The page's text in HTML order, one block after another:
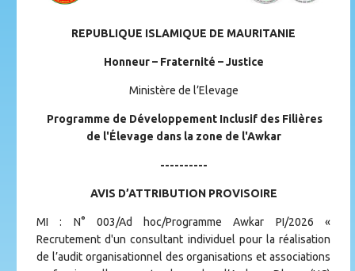
REPUBLIQUE ISLAMIQUE DE MAURITANIE
Honneur – Fraternité – Justice
Ministère de l’Elevage
Programme de Développement Inclusif des Filières
de l'Élevage dans la zone de l'Awkar
----------
AVIS D’ATTRIBUTION PROVISOIRE
MI : N° 003/Ad hoc/Programme Awkar PI/2026 «
Recrutement d'un consultant individuel pour la réalisation
de l’audit organisationnel des organisations et associations